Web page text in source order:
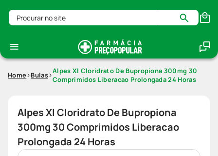
Procurar no site
Home Bulas Alpes Xl Cloridrato De Bupropiona 300mg 30
Comprimidos Liberacao Prolongada 24 Horas
Alpes Xl Cloridrato De Bupropiona
300mg 30 Comprimidos Liberacao
Prolongada 24 Horas